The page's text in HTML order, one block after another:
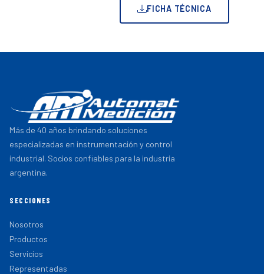
FICHA TÉCNICA
Más de 40 años brindando soluciones
especializadas en instrumentación y control
industrial. Socios confiables para la industria
argentina.
SECCIONES
Nosotros
Productos
Servicios
Representadas